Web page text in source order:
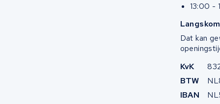
13:00 -
Dat kan
KvK
BTW
IBAN